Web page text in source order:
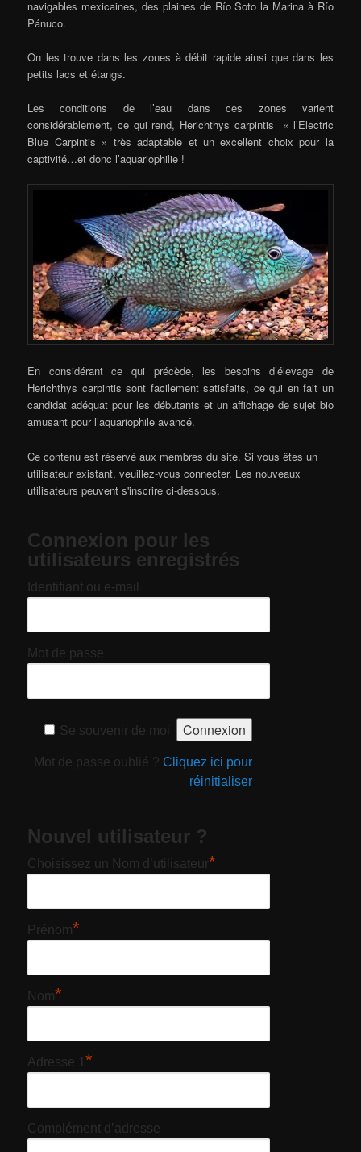
navigables mexicaines, des plaines de Río Soto la Marina à Río
Pánuco.
On les trouve dans les zones à débit rapide ainsi que dans les
petits lacs et étangs.
Les conditions de l’eau dans ces zones varient
considérablement, ce qui rend, Herichthys carpintis « l’Electric
Blue Carpintis » très adaptable et un excellent choix pour la
captivité…et donc l’aquariophilie !
En considérant ce qui précède, les besoins d’élevage de
Herichthys carpintis sont facilement satisfaits, ce qui en fait un
candidat adéquat pour les débutants et un affichage de sujet bio
amusant pour l’aquariophile avancé.
Ce contenu est réservé aux membres du site. Si vous êtes un
utilisateur existant, veuillez-vous connecter. Les nouveaux
utilisateurs peuvent s'inscrire ci-dessous.
Connexion pour les
utilisateurs enregistrés
Identifiant ou e-mail
Mot de passe
Se souvenir de moi
Mot de passe oublié ?Cliquez ici pour
réinitialiser
Nouvel utilisateur ?
Choisissez un Nom d’utilisateur*
Prénom*
Nom*
Adresse 1*
Complément d’adresse